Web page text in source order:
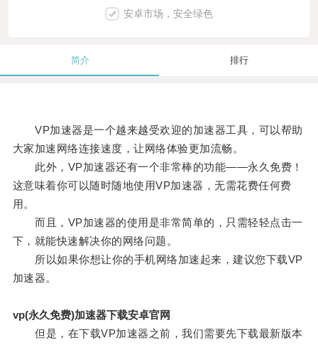
安卓市场，安全绿色
简介 排行
VP加速器是一个越来越受欢迎的加速器工具，可以帮助
大家加速网络连接速度，让网络体验更加流畅。
此外，VP加速器还有一个非常棒的功能——永久免费！
这意味着你可以随时随地使用VP加速器，无需花费任何费
用。
而且，VP加速器的使用是非常简单的，只需轻轻点击一
下，就能快速解决你的网络问题。
所以如果你想让你的手机网络加速起来，建议您下载VP
加速器。
vp(永久免费)加速器下载安卓官网
但是，在下载VP加速器之前，我们需要先下载最新版本